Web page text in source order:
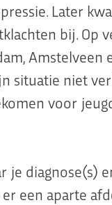
Later
bij. Op
Amstelveen
situatie niet
voor
je diagnose(s)
een aparte